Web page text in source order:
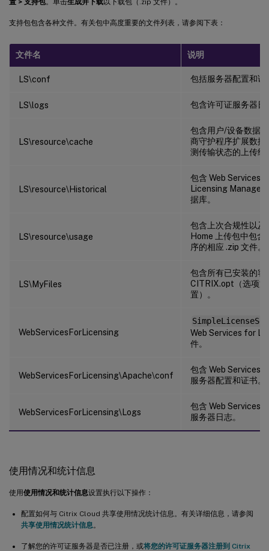
支持包包含各种文件。有关包中高度重要的文件列表，请参阅下表：
文件名 说明
LS\conf 包括服务器配置和证
LS\logs 包含许可证服务器日
LS\resource\cache
包含用户/设备数据
商守护程序扩展数据
测传输状态的上传结
LS\resource\Historical
包含 Web Services
Licensing Manager
据库。
LS\resource\usage
包含上次合规性以
Home 上传包中包含
序的相应 .zip 文件。
LS\MyFiles
包含所有已安装的客
CITRIX.opt（选项文
置）。
WebServicesForLicensing
Web Services for
件。
WebServicesForLicensing\Apache\conf
包含 Web Services
服务器配置和证书。
WebServicesForLicensing\Logs
包含 Web Services
服务器日志。
使用情况和统计信息
使用使用情况和统计信息设置执行以下操作：
配置如何与 Citrix Cloud 共享使用情况统计信息。有关详细信息，请参阅
共享使用情况统计信息 。
了解您的许可证服务器是否已注册，或将您的许可证服务器注册到 Citrix